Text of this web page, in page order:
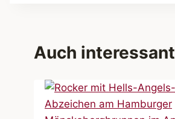
Auch interessant